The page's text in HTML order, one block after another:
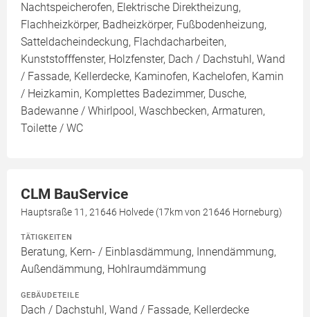
Nachtspeicherofen, Elektrische Direktheizung,
Flachheizkörper, Badheizkörper, Fußbodenheizung,
Satteldacheindeckung, Flachdacharbeiten,
Kunststofffenster, Holzfenster, Dach / Dachstuhl, Wand
/ Fassade, Kellerdecke, Kaminofen, Kachelofen, Kamin
/ Heizkamin, Komplettes Badezimmer, Dusche,
Badewanne / Whirlpool, Waschbecken, Armaturen,
Toilette / WC
CLM BauService
Hauptsraße 11, 21646 Holvede (17km von 21646 Horneburg)
TÄTIGKEITEN
Beratung, Kern- / Einblasdämmung, Innendämmung,
Außendämmung, Hohlraumdämmung
GEBÄUDETEILE
Dach / Dachstuhl, Wand / Fassade, Kellerdecke